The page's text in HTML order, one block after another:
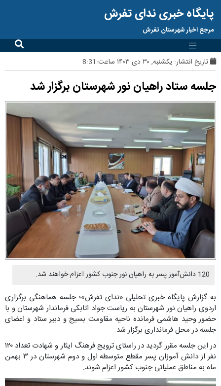
پایگاه خبری ندای تفرش
مرجع اخبار شهرستان تفرش
تاریخ انتشار: یکشنبه, ۳۰ دی ۱۴۰۳ ساعت:8:31
جلسه ستاد راهیان نور شهرستان برگزار شد
120 دانش‌آموز پسر به راهیان نور جنوب کشور اعزام خواهند شد.
به گزارش پایگاه خبری تحلیلی «ندای تفرش»؛ جلسه هماهنگی برگزاری
اردوی راهیان نور شهرستان به ریاست جواد اتابکی فرماندار شهرستان و با
حضور وحید هاشمی فرمانده ناحیه مقاومت بسیج و دبیر ستاد و اعضای
جلسه در محل فرمانداری برگزار شد.
در این جلسه مقرر گردید در راستای ترویج فرهنگ ایثار و شهادت تعداد ۱۲۰
نفر از دانش آموزان پسر مقطع متوسطه اول و دوم شهرستان در ۳ بهمن
ماه به مناطق عملیاتی جنوب کشور اعزام شوند.